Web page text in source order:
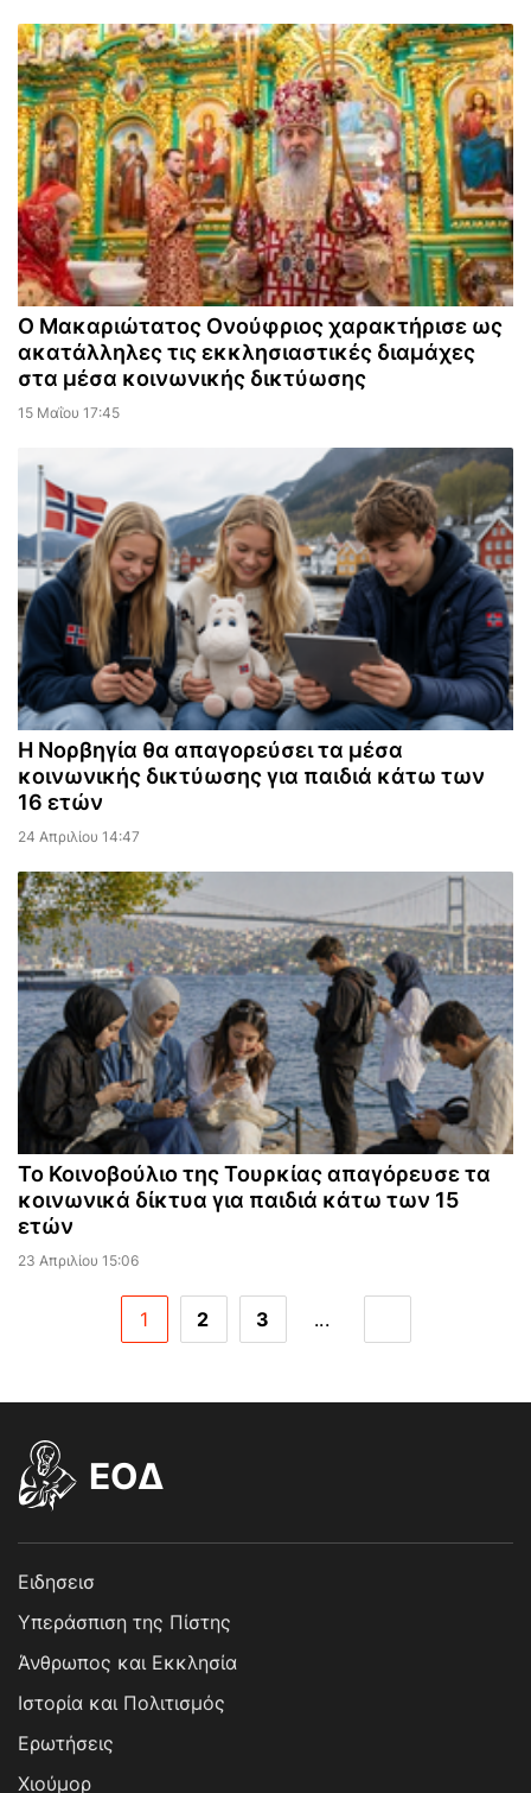
Ο Μακαριώτατος Ονούφριος χαρακτήρισε ως
ακατάλληλες τις εκκλησιαστικές διαμάχες
στα μέσα κοινωνικής δικτύωσης
15 Μαΐου 17:45
Η Νορβηγία θα απαγορεύσει τα μέσα
κοινωνικής δικτύωσης για παιδιά κάτω των
16 ετών
24 Απριλίου 14:47
Το Κοινοβούλιο της Τουρκίας απαγόρευσε τα
κοινωνικά δίκτυα για παιδιά κάτω των 15
ετών
23 Απριλίου 15:06
1 2 3 ...
EOΔ
Ειδησεισ
Υπεράσπιση της Πίστης
Άνθρωπος και Εκκλησία
Ιστορία και Πολιτισμός
Ερωτήσεις
Χιούμορ